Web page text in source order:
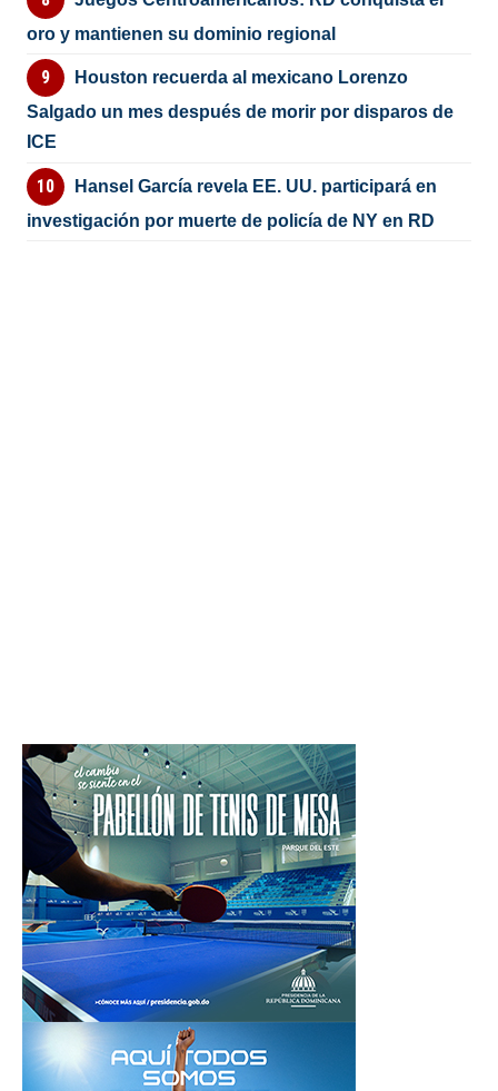
oro y mantienen su dominio regional
Houston recuerda al mexicano Lorenzo
Salgado un mes después de morir por disparos de
ICE
Hansel García revela EE. UU. participará en
investigación por muerte de policía de NY en RD